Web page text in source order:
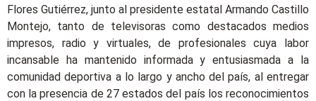
Flores Gutiérrez, junto al presidente estatal Armando Castillo
Montejo, tanto de televisoras como destacados medios
impresos, radio y virtuales, de profesionales cuya labor
incansable ha mantenido informada y entusiasmada a la
comunidad deportiva a lo largo y ancho del país, al entregar
con la presencia de 27 estados del país los reconocimientos